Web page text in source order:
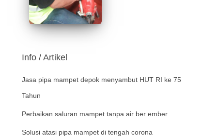
Info / Artikel
Jasa pipa mampet depok menyambut HUT RI ke 75
Tahun
Perbaikan saluran mampet tanpa air ber ember
Solusi atasi pipa mampet di tengah corona